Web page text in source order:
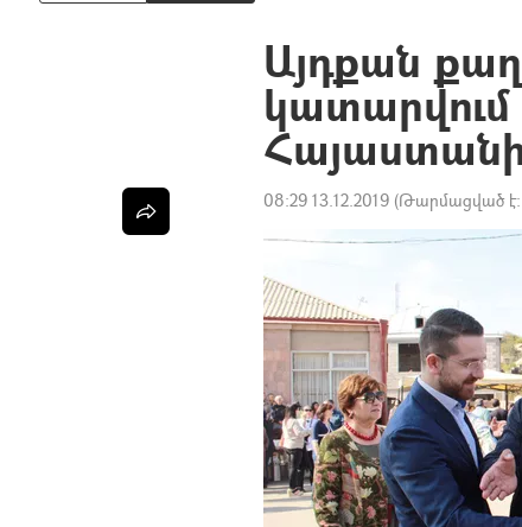
Այդքան
08:29 13.12.2019 (Թարմացված է: